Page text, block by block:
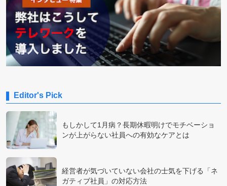
Editor's Pick
もしかして1月病？長期休暇明けでモチベーショ
ンが上がらない社員への有効なケアとは
経営者が気づいていない会社の士気を下げる「ネ
ガティブ社員」の対応方法